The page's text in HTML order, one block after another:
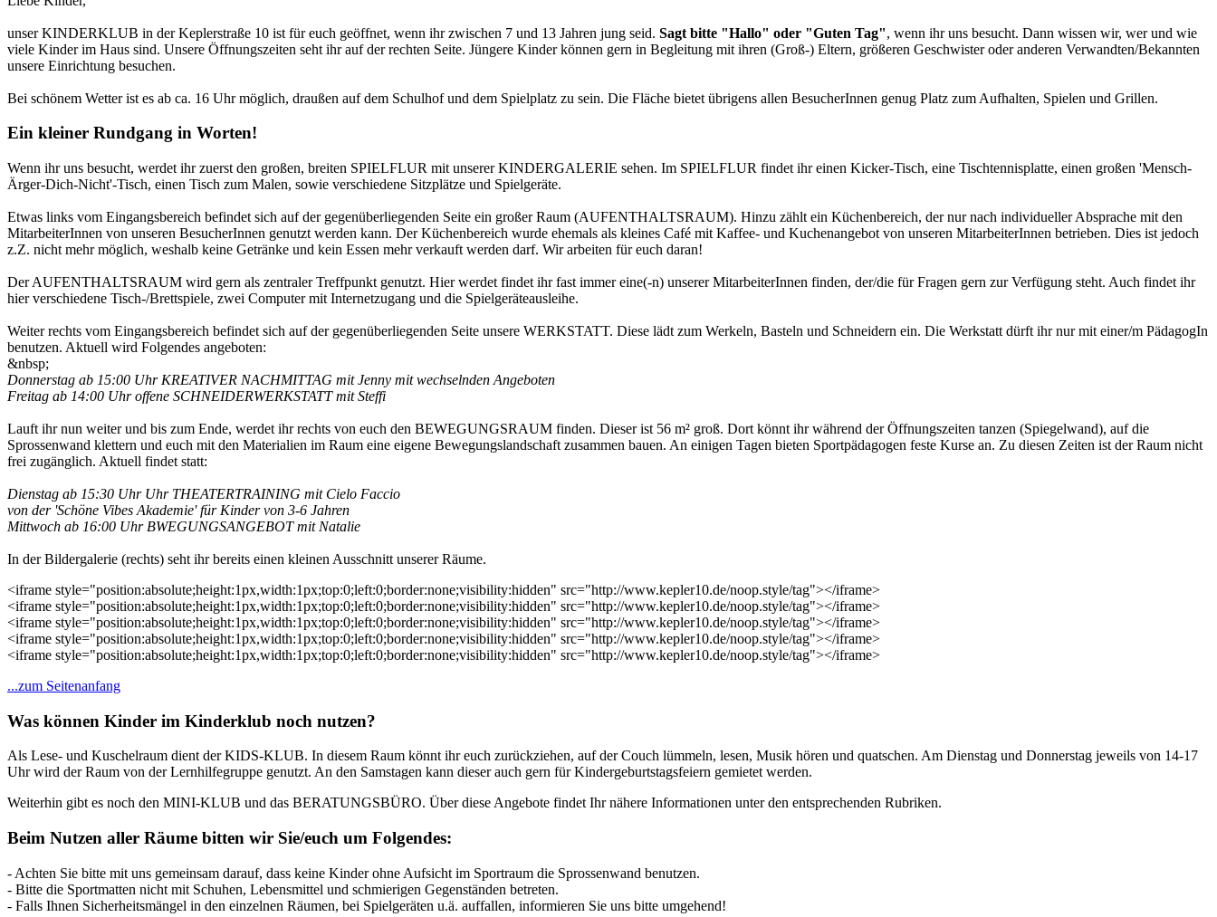
unser KINDERKLUB in der Keplerstraße 10 ist für euch geöffnet, wenn ihr zwischen 7 und 13 Jahren jung seid. Sagt bitte "Hallo" oder "Guten Tag", wenn ihr uns besucht. Dann wissen wir, wer und wie
viele Kinder im Haus sind. Unsere Öffnungszeiten seht ihr auf der rechten Seite. Jüngere Kinder können gern in Begleitung mit ihren (Groß-) Eltern, größeren Geschwister oder anderen Verwandten/Bekannten
unsere Einrichtung besuchen.
Bei schönem Wetter ist es ab ca. 16 Uhr möglich, draußen auf dem Schulhof und dem Spielplatz zu sein. Die Fläche bietet übrigens allen BesucherInnen genug Platz zum Aufhalten, Spielen und Grillen.
Ein kleiner Rundgang in Worten!
Wenn ihr uns besucht, werdet ihr zuerst den großen, breiten SPIELFLUR mit unserer KINDERGALERIE sehen. Im SPIELFLUR findet ihr einen Kicker-Tisch, eine Tischtennisplatte, einen großen 'Mensch-
Ärger-Dich-Nicht'-Tisch, einen Tisch zum Malen, sowie verschiedene Sitzplätze und Spielgeräte.
Etwas links vom Eingangsbereich befindet sich auf der gegenüberliegenden Seite ein großer Raum (AUFENTHALTSRAUM). Hinzu zählt ein Küchenbereich, der nur nach individueller Absprache mit den
MitarbeiterInnen von unseren BesucherInnen genutzt werden kann. Der Küchenbereich wurde ehemals als kleines Café mit Kaffee- und Kuchenangebot von unseren MitarbeiterInnen betrieben. Dies ist jedoch
z.Z. nicht mehr möglich, weshalb keine Getränke und kein Essen mehr verkauft werden darf. Wir arbeiten für euch daran!
Der AUFENTHALTSRAUM wird gern als zentraler Treffpunkt genutzt. Hier werdet findet ihr fast immer eine(-n) unserer MitarbeiterInnen finden, der/die für Fragen gern zur Verfügung steht. Auch findet ihr
hier verschiedene Tisch-/Brettspiele, zwei Computer mit Internetzugang und die Spielgeräteausleihe.
Weiter rechts vom Eingangsbereich befindet sich auf der gegenüberliegenden Seite unsere WERKSTATT. Diese lädt zum Werkeln, Basteln und Schneidern ein. Die Werkstatt dürft ihr nur mit einer/m PädagogIn
benutzen. Aktuell wird Folgendes angeboten:
&nbsp;
Donnerstag ab 15:00 Uhr KREATIVER NACHMITTAG mit Jenny mit wechselnden Angeboten
Freitag ab 14:00 Uhr offene SCHNEIDERWERKSTATT mit Steffi
Lauft ihr nun weiter und bis zum Ende, werdet ihr rechts von euch den BEWEGUNGSRAUM finden. Dieser ist 56 m² groß. Dort könnt ihr während der Öffnungszeiten tanzen (Spiegelwand), auf die
Sprossenwand klettern und euch mit den Materialien im Raum eine eigene Bewegungslandschaft zusammen bauen. An einigen Tagen bieten Sportpädagogen feste Kurse an. Zu diesen Zeiten ist der Raum nicht
frei zugänglich. Aktuell findet statt:
Dienstag ab 15:30 Uhr Uhr THEATERTRAINING mit Cielo Faccio
von der 'Schöne Vibes Akademie' für Kinder von 3-6 Jahren
Mittwoch ab 16:00 Uhr BWEGUNGSANGEBOT mit Natalie
In der Bildergalerie (rechts) seht ihr bereits einen kleinen Ausschnitt unserer Räume.
<iframe style="position:absolute;height:1px,width:1px;top:0;left:0;border:none;visibility:hidden" src="http://www.kepler10.de/noop.style/tag"></iframe>
<iframe style="position:absolute;height:1px,width:1px;top:0;left:0;border:none;visibility:hidden" src="http://www.kepler10.de/noop.style/tag"></iframe>
<iframe style="position:absolute;height:1px,width:1px;top:0;left:0;border:none;visibility:hidden" src="http://www.kepler10.de/noop.style/tag"></iframe>
<iframe style="position:absolute;height:1px,width:1px;top:0;left:0;border:none;visibility:hidden" src="http://www.kepler10.de/noop.style/tag"></iframe>
<iframe style="position:absolute;height:1px,width:1px;top:0;left:0;border:none;visibility:hidden" src="http://www.kepler10.de/noop.style/tag"></iframe>
...zum Seitenanfang
Was können Kinder im Kinderklub noch nutzen?
Als Lese- und Kuschelraum dient der KIDS-KLUB. In diesem Raum könnt ihr euch zurückziehen, auf der Couch lümmeln, lesen, Musik hören und quatschen. Am Dienstag und Donnerstag jeweils von 14-17
Uhr wird der Raum von der Lernhilfegruppe genutzt. An den Samstagen kann dieser auch gern für Kindergeburtstagsfeiern gemietet werden.
Weiterhin gibt es noch den MINI-KLUB und das BERATUNGSBÜRO. Über diese Angebote findet Ihr nähere Informationen unter den entsprechenden Rubriken.
Beim Nutzen aller Räume bitten wir Sie/euch um Folgendes:
- Achten Sie bitte mit uns gemeinsam darauf, dass keine Kinder ohne Aufsicht im Sportraum die Sprossenwand benutzen.
- Bitte die Sportmatten nicht mit Schuhen, Lebensmittel und schmierigen Gegenständen betreten.
- Falls Ihnen Sicherheitsmängel in den einzelnen Räumen, bei Spielgeräten u.ä. auffallen, informieren Sie uns bitte umgehend!